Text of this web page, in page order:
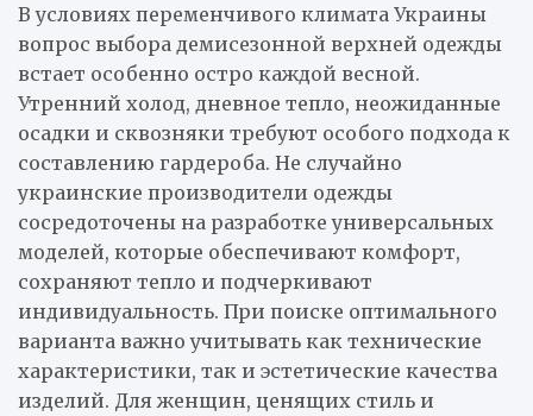
В условиях переменчивого климата Украины
вопрос выбора демисезонной верхней одежды
встает особенно остро каждой весной.
Утренний холод, дневное тепло, неожиданные
осадки и сквозняки требуют особого подхода к
составлению гардероба. Не случайно
украинские производители одежды
сосредоточены на разработке универсальных
моделей, которые обеспечивают комфорт,
сохраняют тепло и подчеркивают
индивидуальность. При поиске оптимального
варианта важно учитывать как технические
характеристики, так и эстетические качества
изделий. Для женщин, ценящих стиль и